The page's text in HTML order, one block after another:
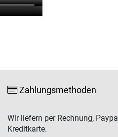
Zahlungsmethoden
Wir liefern per Rechnung,
Kreditkarte.